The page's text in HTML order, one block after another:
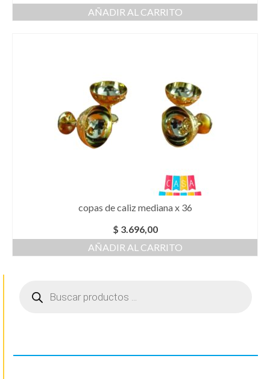
AÑADIR AL CARRITO
copas de caliz mediana x 36
$ 3.696,00
AÑADIR AL CARRITO
productos